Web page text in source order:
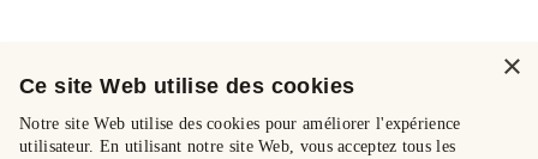
×
Ce site Web utilise des cookies
Notre site Web utilise des cookies pour améliorer l'expérience
utilisateur. En utilisant notre site Web, vous acceptez tous les